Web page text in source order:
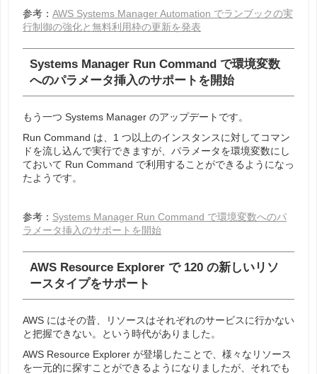
参考： AWS Systems Manager Automation でランブックの実
行制御の強化と無料利用枠の更新を発表
Systems Manager Run Command で環境変数
へのパラメータ挿入のサポートを開始
もう一つ Systems Manager のアップデートです。
Run Command は、1 つ以上のインスタンスに対してコマン
ドを流し込んで実行できますが、パラメータを環境変数にし
ておいて Run Command で利用することができるようになっ
たようです。
参考： Systems Manager Run Command で環境変数へのパ
ラメータ挿入のサポートを開始
AWS Resource Explorer で 120 の新しいリソ
ースタイプをサポート
AWS にはその昔、リソースはそれぞれのサービスに行かない
と把握できない。という時代がありました。
AWS Resource Explorer が登場したことで、様々なリソース
を一元的に探すことができるようになりましたが、それでも